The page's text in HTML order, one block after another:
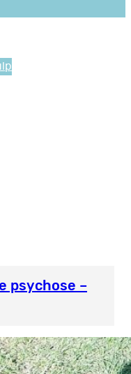
psychose –